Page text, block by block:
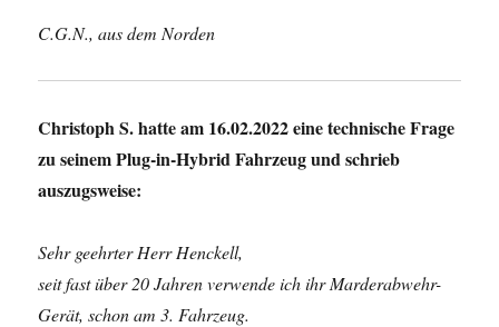
C.G.N., aus dem Norden
Christoph S. hatte am 16.02.2022 eine technische Frage
zu seinem Plug-in-Hybrid Fahrzeug und schrieb
auszugsweise:
Sehr geehrter Herr Henckell,
seit fast über 20 Jahren verwende ich ihr Marderabwehr-
Gerät, schon am 3. Fahrzeug.